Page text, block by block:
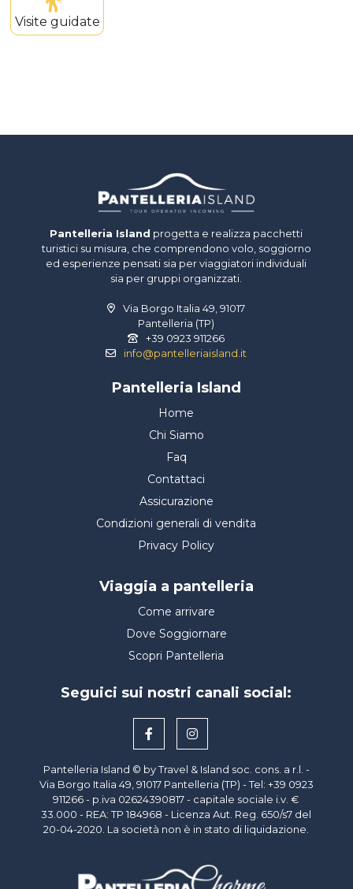
Visite guidate
Pantelleria Island progetta e realizza pacchetti
turistici su misura, che comprendono volo, soggiorno
ed esperienze pensati sia per viaggiatori individuali
sia per gruppi organizzati.
Via Borgo Italia 49, 91017
Pantelleria (TP)
+39 0923 911266
info@pantelleriaisland.it
Pantelleria Island
Home
Chi Siamo
Faq
Contattaci
Assicurazione
Condizioni generali di vendita
Privacy Policy
Viaggia a pantelleria
Come arrivare
Dove Soggiornare
Scopri Pantelleria
Seguici sui nostri canali social:
Pantelleria Island © by Travel & Island soc. cons. a r.l. -
Via Borgo Italia 49, 91017 Pantelleria (TP) - Tel: +39 0923
911266 - p.iva 02624390817- capitale sociale i.v. €
33.000 - REA: TP 184968 - Licenza Aut. Reg. 650/s7 del
20-04-2020. La società non è in stato di liquidazione.